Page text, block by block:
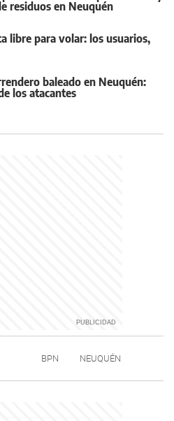
residuos en Neuquén
libre para volar: los usuarios,
baleado en Neuquén:
los atacantes
BPN NEUQUÉN